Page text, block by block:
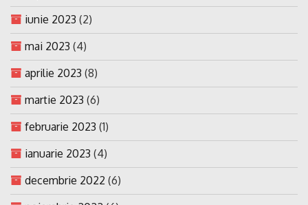
iunie 2023 (2)
mai 2023 (4)
aprilie 2023 (8)
martie 2023 (6)
februarie 2023 (1)
ianuarie 2023 (4)
decembrie 2022 (6)